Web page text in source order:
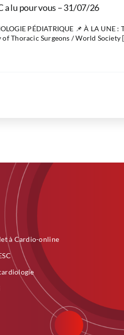
a lu pour vous – 31/07/26
PÉDIATRIQUE 📌 À LA UNE :
of Thoracic Surgeons / World Society
à Cardio-online